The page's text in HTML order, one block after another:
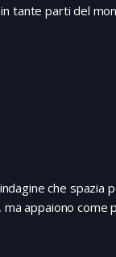
tante parti del
che
appaiono